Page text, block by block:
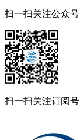
扫一扫关注公众号
扫一扫关注订阅号